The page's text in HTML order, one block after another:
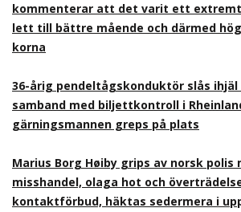
kommenterar att det varit ett
lett till bättre mående och därmed
korna
36-årig pendeltågskonduktör slås
samband med biljettkontroll i
gärningsmannen greps på plats
Marius Borg Høiby grips av norsk
misshandel, olaga hot och
kontaktförbud, häktas sedermera i